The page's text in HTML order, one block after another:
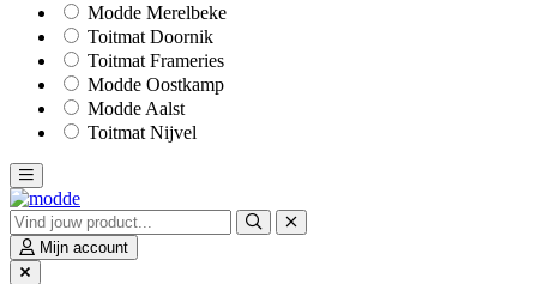
Modde Merelbeke
Toitmat Doornik
Toitmat Frameries
Modde Oostkamp
Modde Aalst
Toitmat Nijvel
Mijn account